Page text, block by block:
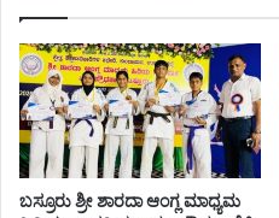
ಬಸ್ರೂರು ಶ್ರೀ ಶಾರದಾ ಆಂಗ್ಲ ಮಾಧ್ಯಮ